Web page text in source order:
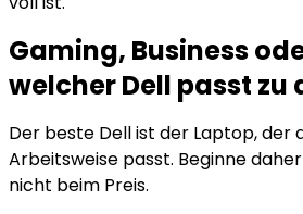
Gaming, Business
welcher Dell passt zu
Der beste Dell ist der Laptop, der
Arbeitsweise passt. Beginne
nicht beim Preis.